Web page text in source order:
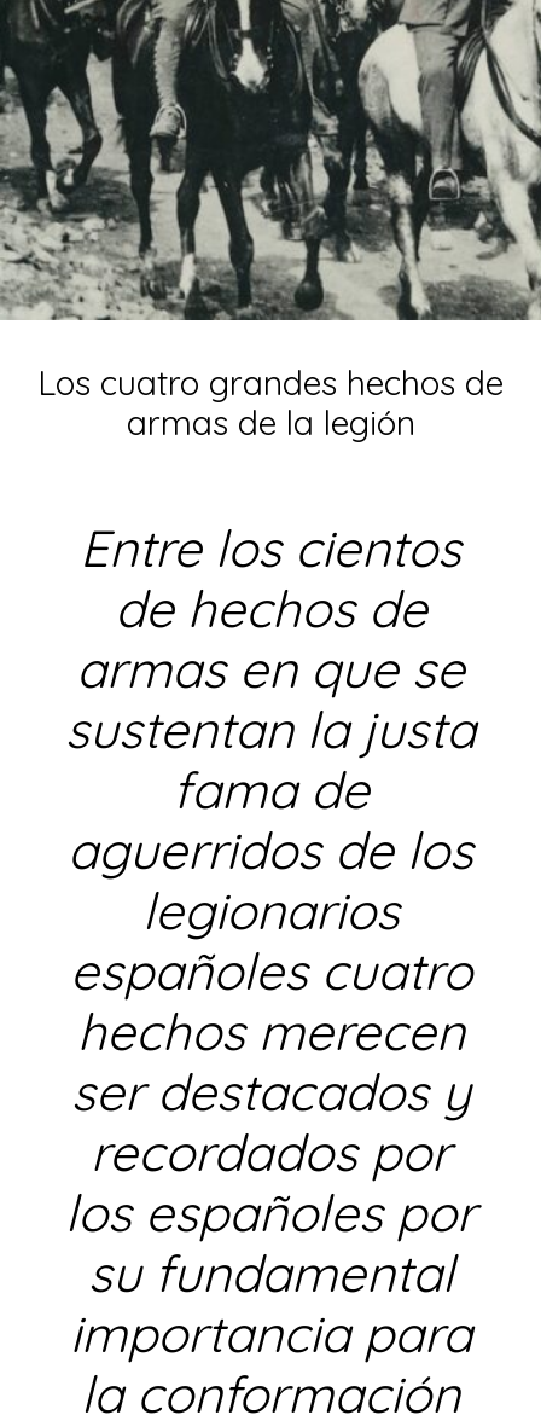
Los cuatro grandes hechos de
armas de la legión
Entre los cientos
de hechos de
armas en que se
sustentan la justa
fama de
aguerridos de los
legionarios
españoles cuatro
hechos merecen
ser destacados y
recordados por
los españoles por
su fundamental
importancia para
la conformación